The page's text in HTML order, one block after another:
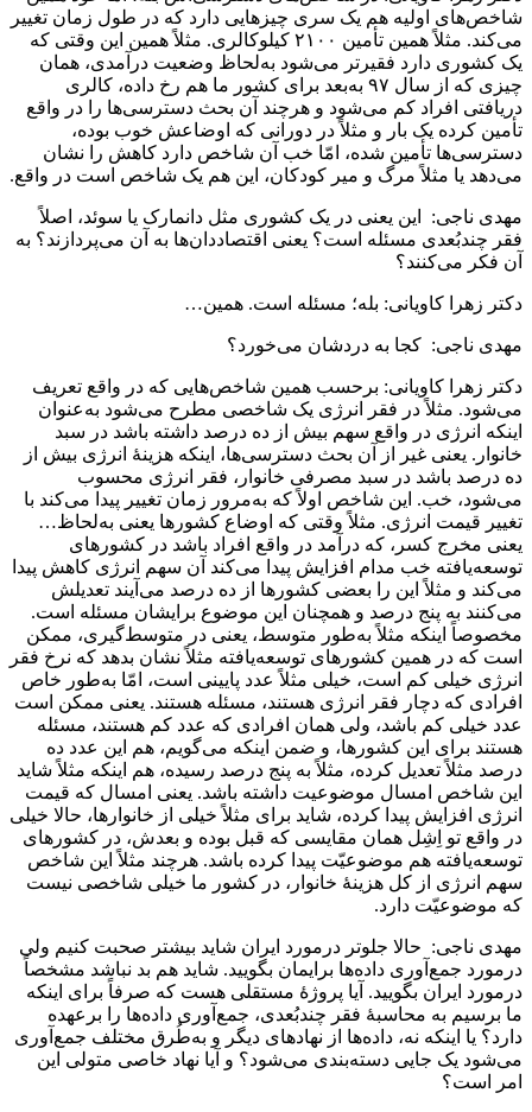
شاخص‌های اولیه هم یک سری چیزهایی دارد که در طول زمان تغییر
می‌کند. مثلاً همین تأمین ۲۱۰۰ کیلوکالری. مثلاً همین این وقتی که
یک کشوری دارد فقیرتر می‌شود به‌لحاظ وضعیت درآمدی، همان
چیزی که از سال ۹۷ به‌بعد برای کشور ما هم رخ داده، کالری
دریافتی افراد کم می‌شود و هرچند آن بحث دسترسی‌ها را در واقع
تأمین کرده یک بار و مثلاً در دورانی که اوضاعش خوب بوده،
دسترسی‌ها تأمین شده، امّا خب آن شاخص دارد کاهش را نشان
می‌دهد یا مثلاً مرگ و میر کودکان، این هم یک شاخص است در واقع.
مهدی ناجی: این یعنی در یک کشوری مثل دانمارک یا سوئد، اصلاً
فقر چندبُعدی مسئله است؟ یعنی اقتصاددان‌ها به آن می‌پردازند؟ به
آن فکر می‌کنند؟
دکتر زهرا کاویانی: بله؛ مسئله است. همین…
مهدی ناجی: کجا به‌ دردشان می‌خورد؟
دکتر زهرا کاویانی: برحسب همین شاخص‌هایی که در واقع تعریف
می‌شود. مثلاً در فقر انرژی یک شاخصی مطرح می‌شود به‌عنوان
اینکه انرژی در واقع سهم بیش از ده درصد داشته باشد در سبد
خانوار. یعنی غیر از آن بحث دسترسی‌ها، اینکه هزینۀ انرژی بیش از
ده درصد باشد در سبد مصرفی خانوار، فقر انرژی محسوب
می‌شود، خب. این شاخص اولاً که به‌مرور زمان تغییر پیدا می‌کند با
تغییر قیمت انرژی. مثلاً وقتی که اوضاع کشورها یعنی به‌لحاظ…
یعنی مخرج کسر، که درآمد در واقع افراد باشد در کشورهای
توسعه‌یافته خب مدام افزایش پیدا می‌کند آن سهم انرژی کاهش پیدا
می‌کند و مثلاً این را بعضی کشورها از ده درصد می‌آیند تعدیلش
می‌کنند به ‌پنج درصد و همچنان این موضوع برایشان مسئله است.
مخصوصاً اینکه مثلاً به‌طور متوسط، یعنی در متوسط‌گیری، ممکن
است که در همین کشورهای توسعه‌یافته مثلاً نشان بدهد که نرخ فقر
انرژی خیلی کم است، خیلی مثلاً عدد پایینی‌ است، امّا به‌طور خاص
افرادی که دچار فقر انرژی هستند، مسئله هستند. یعنی ممکن است
عدد خیلی کم باشد، ولی همان افرادی که عدد کم هستند، مسئله
هستند برای این کشورها، و ضمن اینکه می‌گویم، هم این عدد ده
درصد مثلاً تعدیل کرده، مثلاً به ‌پنج درصد رسیده، هم اینکه مثلاً شاید
این شاخص امسال موضوعیت داشته باشد. یعنی امسال که قیمت
انرژی افزایش پیدا کرده، شاید برای مثلاً خیلی از خانوارها، حالا خیلی
در واقع تو اِشِل همان مقایسی که قبل بوده و بعدش، در کشورهای
توسعه‌یافته هم موضوعیّت پیدا کرده باشد. هرچند مثلاً این شاخص
سهم انرژی از کل هزینۀ خانوار، در کشور ما خیلی شاخصی نیست
که موضوعیّت دارد.
مهدی ناجی: حالا جلوتر درمورد ایران شاید بیشتر صحبت کنیم ولی
درمورد جمع‌آوری داده‌ها برایمان بگویید. شاید هم بد نباشد مشخصاً
درمورد ایران بگویید. آیا پروژۀ مستقلی هست که صرفاً برای اینکه
ما برسیم به ‌محاسبۀ فقر چندبُعدی، جمع‌آوری داده‌ها را برعهده
دارد؟ یا اینکه نه، داده‌ها از نهادهای دیگر و به‌طُرق مختلف جمع‌آوری
می‌شود یک جایی دسته‌بندی می‌شود؟ و آیا نهاد خاصی متولی این
امر است؟